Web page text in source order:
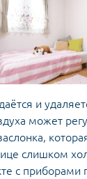
и
может
слишком
с приборами